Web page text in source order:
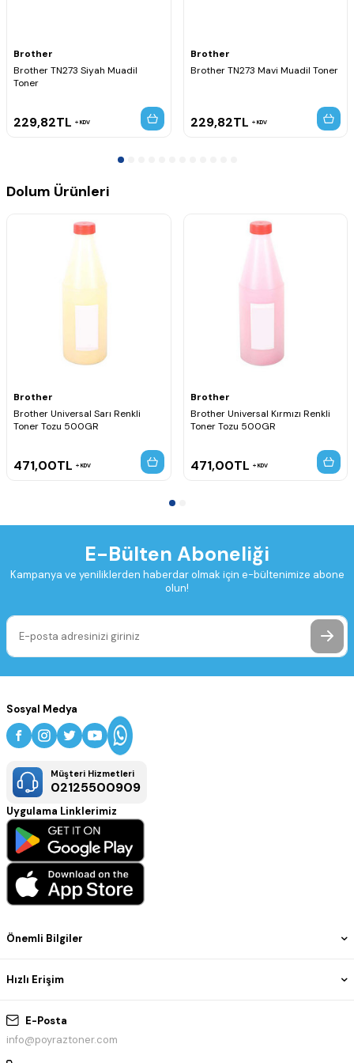
Brother
Brother TN273 Siyah Muadil
Toner
229,82TL KDV
Brother
Brother TN273 Mavi Muadil Toner
229,82TL KDV
Dolum Ürünleri
Brother
Brother Universal Sarı Renkli
Toner Tozu 500GR
471,00TL KDV
Brother
Brother Universal Kırmızı Renkli
Toner Tozu 500GR
471,00TL KDV
E-Bülten Aboneliği
Kampanya ve yeniliklerden haberdar olmak için e-bültenimize abone
olun!
E-Posta
info@poyraztoner.com
Önemli Bilgiler
Hızlı Erişim
Sosyal Medya
Müşteri Hizmetleri
02125500909
Uygulama Linklerimiz